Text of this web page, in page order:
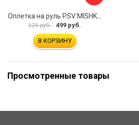
525 руб. 499 руб.
В КОРЗИНУ
Просмотренные товары